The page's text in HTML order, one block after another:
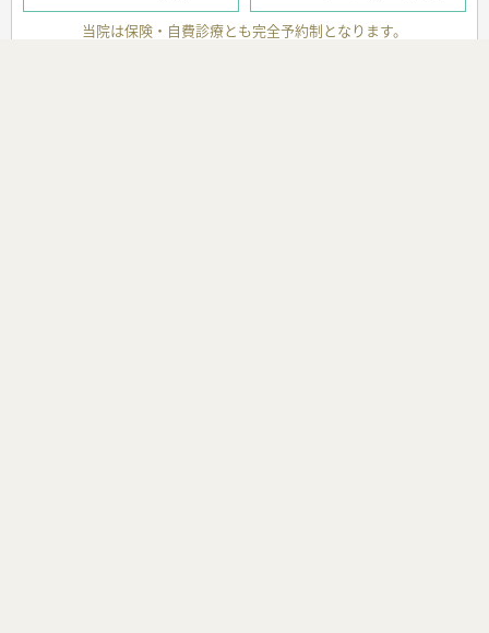
当院は保険・自費診療とも完全予約制となります。